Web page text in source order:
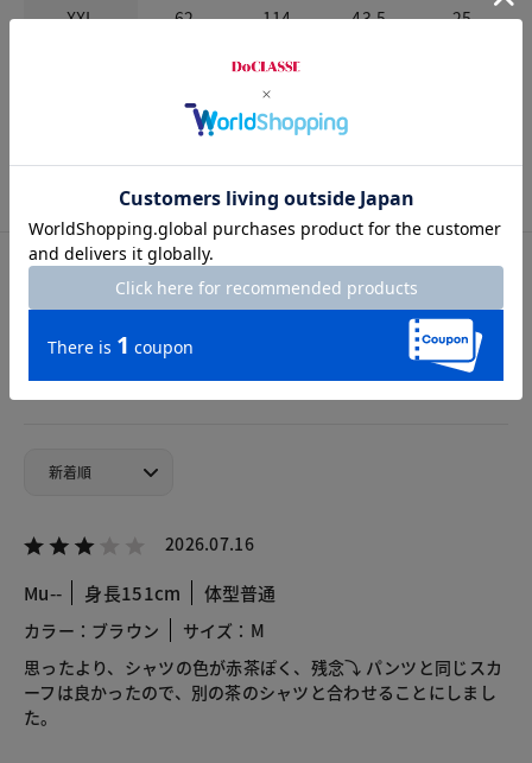
XXL 62 114 43.5 25
お店で試着する
チャット相談をする 店頭在庫を見る
カスタマーレビュー
総合評価
4.0 2レビュー
2026.07.16
Mu-- 身長151cm 体型普通
カラー：ブラウン
サイズ：M
思ったより、シャツの色が赤茶ぽく、残念⤵︎ パンツと同じスカ
ーフは良かったので、別の茶のシャツと合わせることにしまし
た。